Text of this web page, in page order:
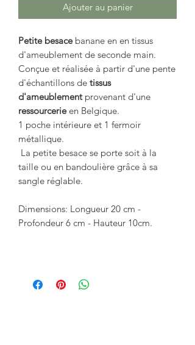
Ajouter au panier
Petite besacebanane en en tissus
d'ameublement de seconde main.
Conçue et réalisée à partir d'une pente
d'échantillons de tissus
d'ameublementprovenant d'une
ressourcerieen Belgique.
1 poche intérieure et 1 fermoir
métallique.
La petite besace se porte soit à la
taille ou en bandoulière grâce à sa
sangle réglable.
Dimensions: Longueur 20 cm -
Profondeur 6 cm - Hauteur 10cm.